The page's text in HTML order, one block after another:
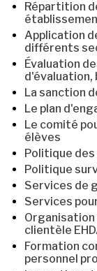
Répartition
Application
différents
Évaluation
d'évaluation,
La sanction
Le plan
Le comité
élèves
Politique
Politique
Services de
Services
clientèle
Formation
personnel